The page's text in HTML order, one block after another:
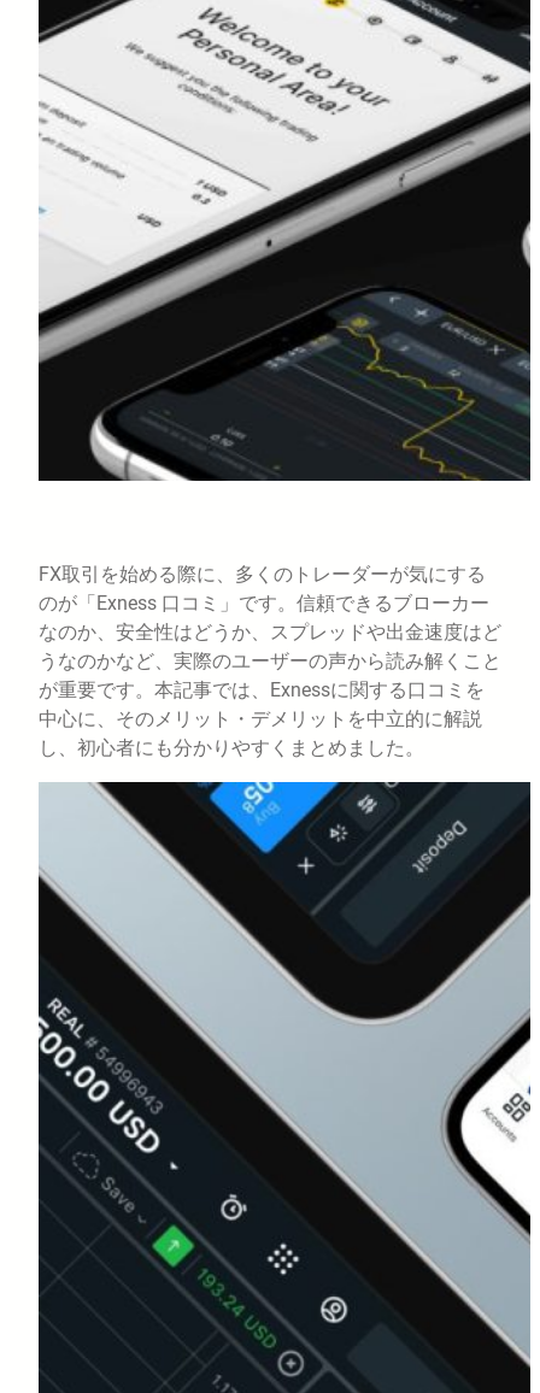
FX取引を始める際に、多くのトレーダーが気にする
のが「Exness 口コミ」です。信頼できるブローカー
なのか、安全性はどうか、スプレッドや出金速度はど
うなのかなど、実際のユーザーの声から読み解くこと
が重要です。本記事では、Exnessに関する口コミを
中心に、そのメリット・デメリットを中立的に解説
し、初心者にも分かりやすくまとめました。